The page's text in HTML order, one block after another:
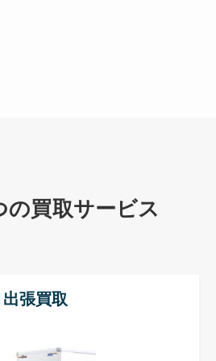
の買取サービス
出張買取